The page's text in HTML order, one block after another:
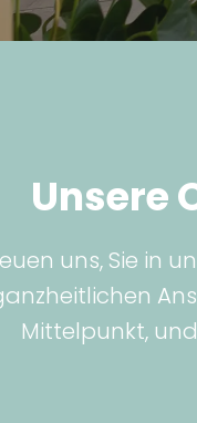
Unsere
uns, Sie in
Mittelpunkt,